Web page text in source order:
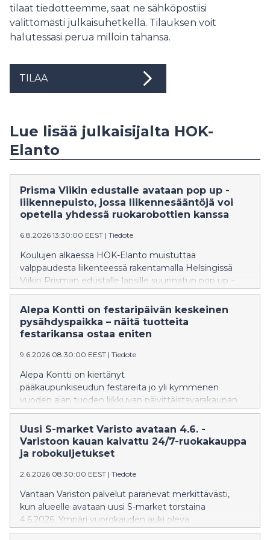
tilaat tiedotteemme, saat ne sähköpostiisi
välittömästi julkaisuhetkellä. Tilauksen voit
halutessasi perua milloin tahansa.
TILAA
Lue lisää julkaisijalta HOK-
Elanto
Prisma Viikin edustalle avataan pop up -
liikennepuisto, jossa liikennesääntöjä voi
opetella yhdessä ruokarobottien kanssa
6.8.2026 13:30:00 EEST | Tiedote
Koulujen alkaessa HOK-Elanto muistuttaa
valppaudesta liikenteessä rakentamalla Helsingissä
Viikin Prisman edustalle lapsille suunnatun pop up –
liikennepuiston osana S-ryhmän Valppain mielin
liikenteessä -kampanjaa. Samalla myös katukuvasta
tutut ruokarobotit levittävät liikenneturvallisuusviestiä
ympäri pääkaupunkiseutua.
Alepa Kontti on festaripäivän keskeinen
pysähdyspaikka – näitä tuotteita
festarikansa ostaa eniten
9.6.2026 08:30:00 EEST | Tiedote
Alepa Kontti on kiertänyt
pääkaupunkiseudun festareita jo yli kymmenen
vuoden ajan tuoden liikkuvan päivittäistavarakaupan
suoraan tapahtuma-alueille. Festarikansa ostaa
konttimyymälästä pitkälti samoja tuttuja evästuotteita
kuin lähikaupastakin. Samalla esimerkiksi vegaanisten
vaihtoehtojen suosio on kasvanut selvästi myös
Uusi S-market Varisto avataan 4.6. -
Varistoon kauan kaivattu 24/7-ruokakauppa
ja robokuljetukset
2.6.2026 08:30:00 EEST | Tiedote
Vantaan Variston palvelut paranevat merkittävästi,
kun alueelle avataan uusi S-market torstaina
4.6.2026. Ympäri vuorokauden auki oleva
myymälä tuo Varistoon kauan kaivatun ruokakaupan